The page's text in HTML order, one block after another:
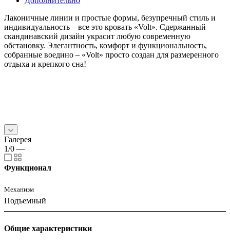
Лаконичные линии и простые формы, безупречный стиль и
индивидуальность – все это кровать «Volt». Сдержанный
скандинавский дизайн украсит любую современную
обстановку. Элегантность, комфорт и функциональность,
собранные воедино – «Volt» просто создан для размеренного
отдыха и крепкого сна!
Галерея
1/0 —
Функционал
Механизм
Подъемный
Общие характеристики